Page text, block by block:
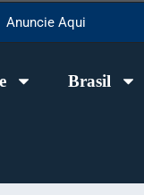
Anuncie Aqui
Brasil